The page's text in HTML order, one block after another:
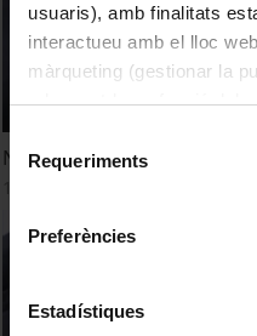
usuaris), amb finalitats
interactueu amb el lloc
màrqueting (gestionar la
adequant-la en funció
consultar laPolítica de
Selecció
Requeriments
Preferències
Estadístiques
Nanofármacos para